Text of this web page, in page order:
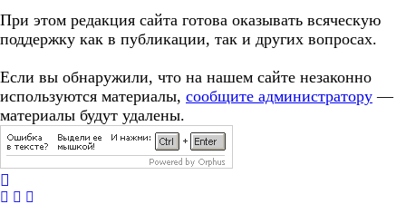
При этом редакция сайта готова оказывать всяческую
поддержку как в публикации, так и других вопросах.
Если вы обнаружили, что на нашем сайте незаконно
используются материалы, сообщите администратору —
материалы будут удалены.